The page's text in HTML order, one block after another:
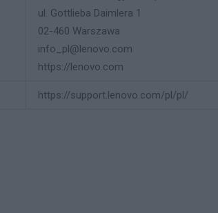
ul. Gottlieba Daimlera 1
02-460 Warszawa
info_pl@lenovo.com
https://lenovo.com
https://support.lenovo.com/pl/pl/